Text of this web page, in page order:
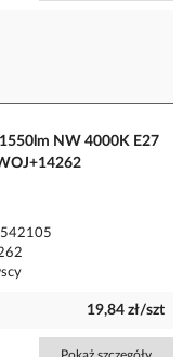
NW 4000K E27
19,84 zł/szt